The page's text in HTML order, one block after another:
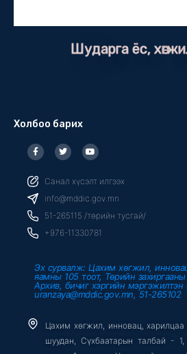
Шударга ёс,
Холбоо барих
F
a
c
b
o
o
k
f
T
w
i
t
r
Y
o
u
u
e
Санал хүсэлт илгээх
info@mddic.gov.mn
51-265115 /төрийн тусгай/
+976-11330781
Эх сурвалж: Цахим хөгжил,
яамны 105 тоот, Төрийн
Архив, бичиг хэргийн мэргэжилтэн
uranzaya@mddic.gov.mn, 51-265102
Цахим хөгжил, инновац,
шуудан, Сүхбаатарын талбай -